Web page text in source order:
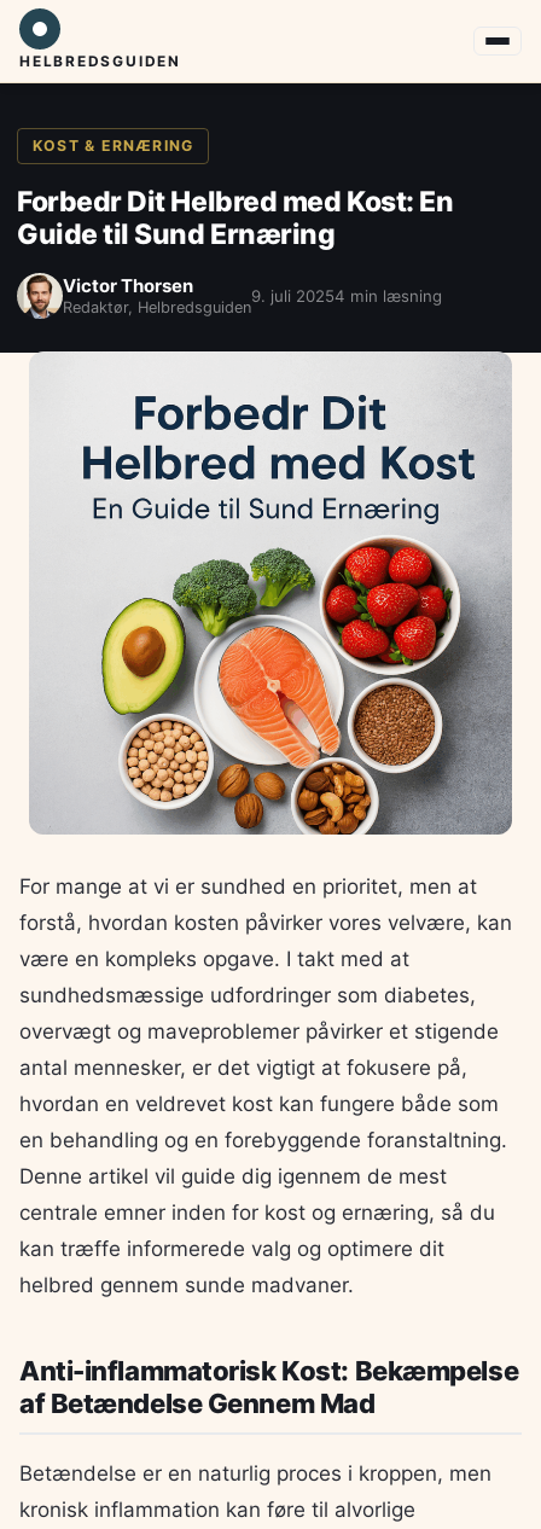
HELBREDSGUIDEN
KOST & ERNÆRING
Forbedr Dit Helbred med Kost: En
Guide til Sund Ernæring
Victor Thorsen
Redaktør, Helbredsguiden
9. juli 20254 min læsning
For mange at vi er sundhed en prioritet, men at
forstå, hvordan kosten påvirker vores velvære, kan
være en kompleks opgave. I takt med at
sundhedsmæssige udfordringer som diabetes,
overvægt og maveproblemer påvirker et stigende
antal mennesker, er det vigtigt at fokusere på,
hvordan en veldrevet kost kan fungere både som
en behandling og en forebyggende foranstaltning.
Denne artikel vil guide dig igennem de mest
centrale emner inden for kost og ernæring, så du
kan træffe informerede valg og optimere dit
helbred gennem sunde madvaner.
Anti-inflammatorisk Kost: Bekæmpelse
af Betændelse Gennem Mad
Betændelse er en naturlig proces i kroppen, men
kronisk inflammation kan føre til alvorlige